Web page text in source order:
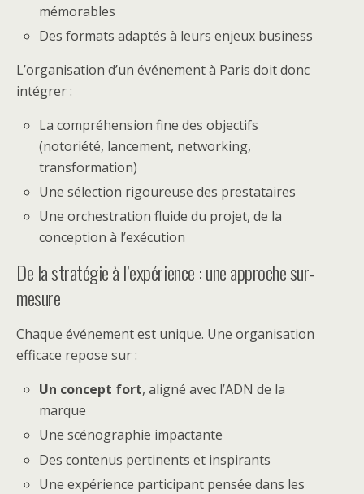
mémorables
Des formats adaptés à leurs enjeux business
L’organisation d’un événement à Paris doit donc
intégrer :
La compréhension fine des objectifs
(notoriété, lancement, networking,
transformation)
Une sélection rigoureuse des prestataires
Une orchestration fluide du projet, de la
conception à l’exécution
De la stratégie à l’expérience : une approche sur-
mesure
Chaque événement est unique. Une organisation
efficace repose sur :
Un concept fort, aligné avec l’ADN de la
marque
Une scénographie impactante
Des contenus pertinents et inspirants
Une expérience participant pensée dans les